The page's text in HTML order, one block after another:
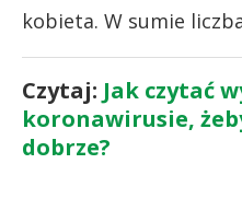
kobieta. W sumie
Czytaj: Jak czytać
koronawirusie,
dobrze?